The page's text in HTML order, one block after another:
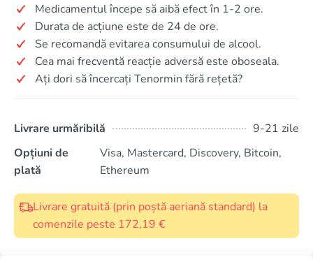
Medicamentul începe să aibă efect în 1-2 ore.
Durata de acțiune este de 24 de ore.
Se recomandă evitarea consumului de alcool.
Cea mai frecventă reacție adversă este oboseala.
Ați dori să încercați Tenormin fără rețetă?
Livrare urmăribilă
9-21 zile
Opțiuni de
plată
Visa, Mastercard, Discovery, Bitcoin,
Ethereum
Livrare gratuită (prin poștă aeriană standard) la
comenzile peste 172,19 €